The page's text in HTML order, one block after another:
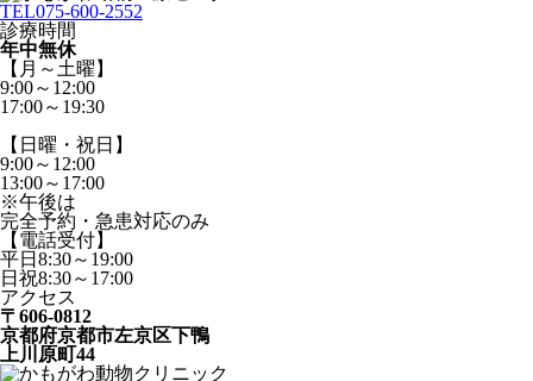
TEL075-600-2552
診療時間
年中無休
【月～土曜】
9:00～12:00
17:00～19:30
【日曜・祝日】
9:00～12:00
13:00～17:00
※午後は
完全予約・急患対応のみ
【電話受付】
平日8:30～19:00
日祝8:30～17:00
アクセス
〒606-0812
京都府京都市左京区下鴨
上川原町44